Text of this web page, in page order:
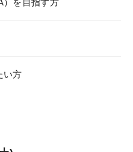
）を目指す方
い方